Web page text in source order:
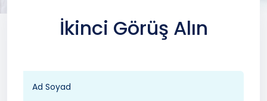
İkinci Görüş Alın